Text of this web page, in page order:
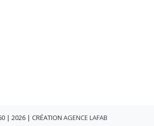
| 2026 | CRÉATION AGENCE LAFAB